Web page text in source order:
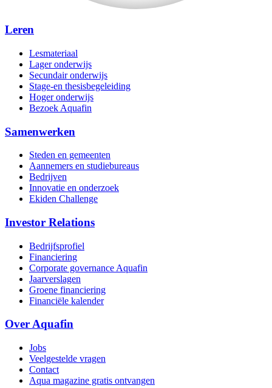
Leren
Lesmateriaal
Lager onderwijs
Secundair onderwijs
Stage-en thesisbegeleiding
Hoger onderwijs
Bezoek Aquafin
Samenwerken
Steden en gemeenten
Aannemers en studiebureaus
Bedrijven
Innovatie en onderzoek
Ekiden Challenge
Investor Relations
Bedrijfsprofiel
Financiering
Corporate governance Aquafin
Jaarverslagen
Groene financiering
Financiële kalender
Over Aquafin
Jobs
Veelgestelde vragen
Contact
Aqua magazine gratis ontvangen